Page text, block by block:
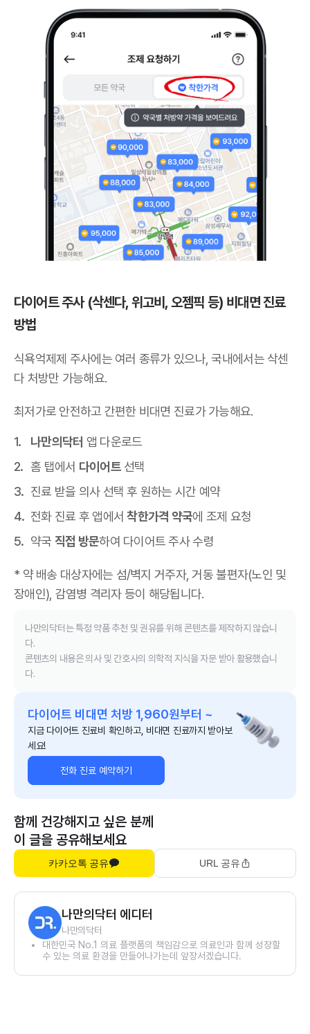
다이어트 주사 (삭센다, 위고비, 오젬픽 등) 비대면 진료
방법
식욕억제제 주사에는 여러 종류가 있으나,국내에서는 삭센
다 처방만 가능해요.
최저가로 안전하고 간편한 비대면 진료가 가능해요.
나만의닥터 앱 다운로드
홈 탭에서 다이어트선택
진료 받을 의사 선택 후 원하는 시간 예약
전화 진료 후 앱에서착한가격 약국에 조제 요청
약국 직접 방문하여 다이어트 주사 수령
* 약 배송 대상자에는 섬/벽지 거주자, 거동 불편자(노인 및
장애인), 감염병 격리자 등이 해당됩니다.
나만의닥터는 특정 약품 추천 및 권유를 위해 콘텐츠를 제작하지 않습니
다.
콘텐츠의 내용은 의사 및 간호사의 의학적 지식을 자문 받아 활용했습니
다.
다이어트 비대면 처방 1,960원부터 ~
지금 다이어트 진료비 확인하고, 비대면 진료까지 받아보
세요!
전화 진료 예약하기
함께 건강해지고 싶은 분께
이 글을 공유해보세요
카카오톡 공유 URL 공유
나만의닥터 에디터
나만의닥터
대한민국 No.1 의료 플랫폼의 책임감으로 의료인과 함께 성장할
수 있는 의료 환경을 만들어나가는데 앞장서겠습니다.